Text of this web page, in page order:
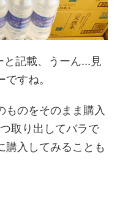
と記載、うーん...見
すね。
ものをそのまま購入
取り出してバラで
購入してみることも